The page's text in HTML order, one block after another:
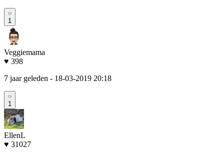
1
Veggiemama
♥ 398
7 jaar geleden - 18-03-2019 20:18
1
EllenL
♥ 31027